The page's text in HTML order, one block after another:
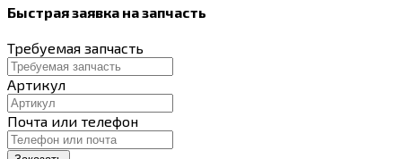
Быстрая заявка на запчасть
Требуемая запчасть
Артикул
Почта или телефон